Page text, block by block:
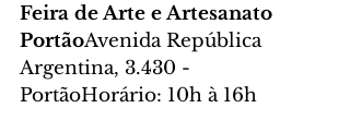
Feira de Arte e Artesanato
PortãoAvenida República
Argentina, 3.430 -
PortãoHorário: 10h à 16h